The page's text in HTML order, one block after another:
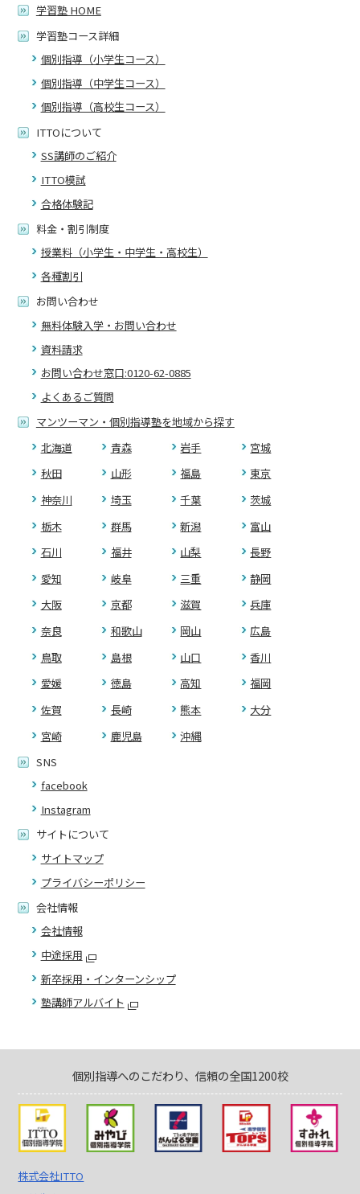
学習塾 HOME
学習塾コース詳細
個別指導（小学生コース）
個別指導（中学生コース）
個別指導（高校生コース）
ITTOについて
SS講師のご紹介
ITTO模試
合格体験記
料金・割引制度
授業料（小学生・中学生・高校生）
各種割引
お問い合わせ
無料体験入学・お問い合わせ
資料請求
お問い合わせ窓口:0120-62-0885
よくあるご質問
マンツーマン・個別指導塾を地域から探す
北海道
青森 岩手
宮城
秋田
山形 福島
東京
神奈川
埼玉 千葉
茨城
栃木
群馬 新潟
富山
石川
福井 山梨
長野
愛知
岐阜 三重
静岡
大阪
京都 滋賀
兵庫
奈良
和歌山 岡山
広島
鳥取
島根 山口
香川
愛媛
徳島 高知
福岡
佐賀
長崎 熊本
大分
宮崎
鹿児島
沖縄
SNS
facebook
Instagram
サイトについて
サイトマップ
プライバシーポリシー
会社情報
会社情報
中途採用
新卒採用・インターンシップ
塾講師アルバイト
個別指導へのこだわり、信頼の全国1200校
株式会社ITTO